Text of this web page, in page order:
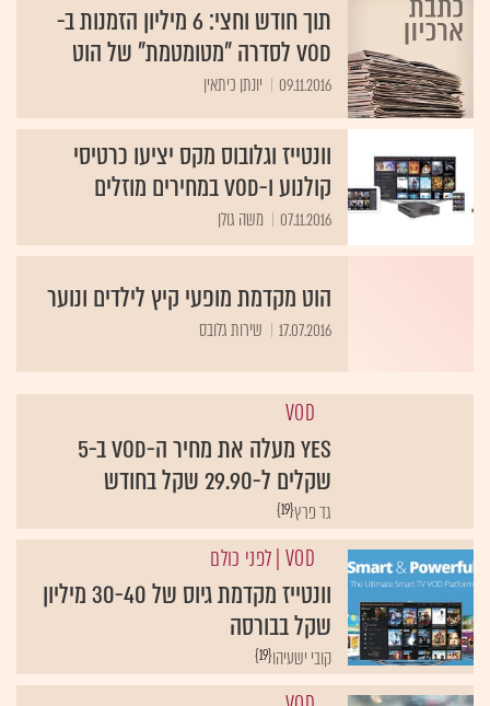
תוך חודש וחצי: 6 מיליון הזמנות ב-
VOD לסדרה "מטומטמת" של הוט
09.11.2016 יונתן כיתאין
וונטייז וגלובוס מקס יציעו כרטיסי
קולנוע ו-VOD במחירים מוזלים
07.11.2016 משה גולן
הוט מקדמת מופעי קיץ לילדים ונוער
17.07.2016 שירות גלובס
VOD
yes מעלה את מחיר ה-VOD ב-5
שקלים ל-29.90 שקל בחודש
{19}גד פרץ
VOD| לפני כולם
וונטייז מקדמת גיוס של 30-40 מיליון
שקל בבורסה
{19}קובי ישעיהו